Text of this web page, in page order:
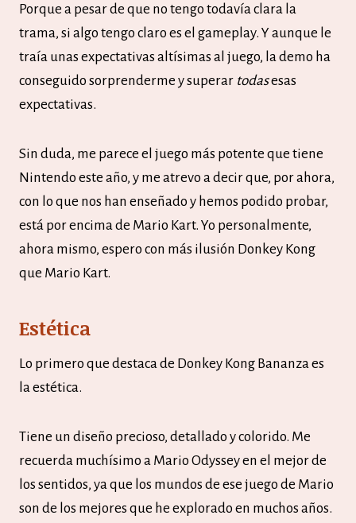
Porque a pesar de que no tengo todavía clara la
trama, si algo tengo claro es el gameplay. Y aunque le
traía unas expectativas altísimas al juego, la demo ha
conseguido sorprenderme y superar todasesas
expectativas.
Sin duda, me parece el juego más potente que tiene
Nintendo este año, y me atrevo a decir que, por ahora,
con lo que nos han enseñado y hemos podido probar,
está por encima de Mario Kart. Yo personalmente,
ahora mismo, espero con más ilusión Donkey Kong
que Mario Kart.
Estética
Lo primero que destaca de Donkey Kong Bananza es
la estética.
Tiene un diseño precioso, detallado y colorido. Me
recuerda muchísimo a Mario Odyssey en el mejor de
los sentidos, ya que los mundos de ese juego de Mario
son de los mejores que he explorado en muchos años.